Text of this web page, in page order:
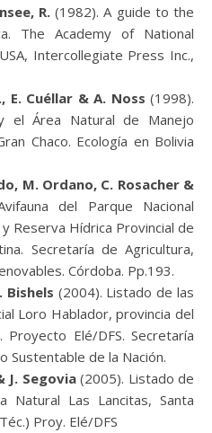
R.(1982). A guide to the
The Academy of National
Intercollegiate Press Inc.,
E. Cuéllar & A. Noss (1998).
el Área Natural de Manejo
Chaco. Ecología en Bolivia
M. Ordano, C. Rosacher &
del Parque Nacional
Reserva Hídrica Provincial de
Secretaría de Agricultura,
Córdoba. Pp.193.
Bishels (2004). Listado de las
Loro Hablador, provincia del
Proyecto Elé/DFS. Secretaría
Sustentable de la Nación.
J. Segovia(2005). Listado de
Natural Las Lancitas, Santa
Proy. Elé/DFS